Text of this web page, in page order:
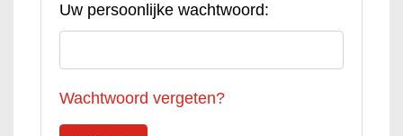
Uw persoonlijke wachtwoord:
Wachtwoord vergeten?